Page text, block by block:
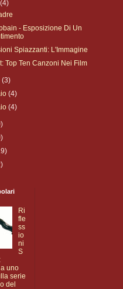
(4)
- Esposizione Di Un
Spiazzanti: L'Immagine
Top Ten Canzoni Nei Film
(3)
(4)
(4)
Ri
fle
ss
io
ni
S
uno
serie
del